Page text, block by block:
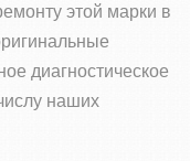
этой марки в
диагностическое
наших